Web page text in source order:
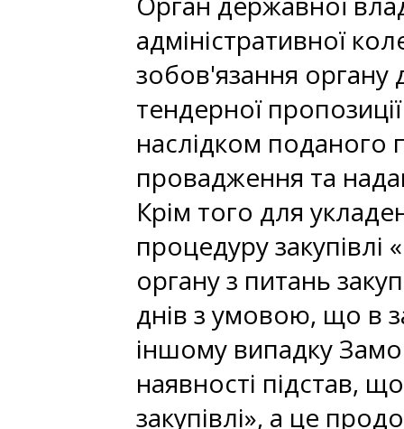
адміністративної
зобов'язання органу
тендерної
наслідком поданого
провадження та
Крім того для
процедуру
органу з питань
днів з умовою, що в
іншому випадку
наявності підстав,
закупівлі», а це